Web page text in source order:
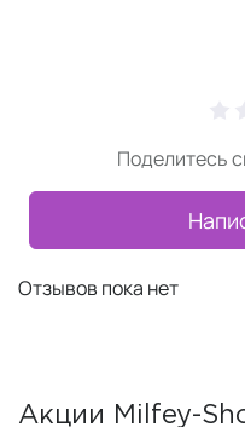
Поделитесь
Отзывов пока нет
Акции Milfey-